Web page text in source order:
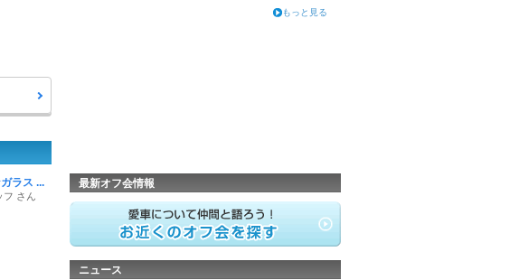
ラス ...
フ さん
もっと見る
最新オフ会情報
ニュース